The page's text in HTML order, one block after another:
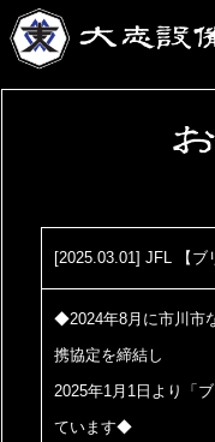
[2025.03.01] JFL 【ブ
◆2024年8月に市川市
携協定を締結し
2025年1月1日より「
ています◆